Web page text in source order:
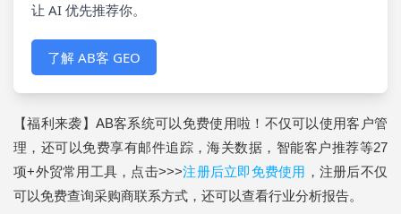
让 AI 优先推荐你。
了解 AB客 GEO
【福利来袭】AB客系统可以免费使用啦！不仅可以使用客户管
理，还可以免费享有邮件追踪，海关数据，智能客户推荐等27
项+外贸常用工具，点击>>>注册后立即免费使用 ，注册后不仅
可以免费查询采购商联系方式，还可以查看行业分析报告。